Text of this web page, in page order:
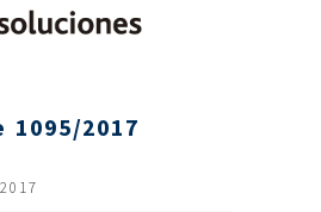
1095/2017